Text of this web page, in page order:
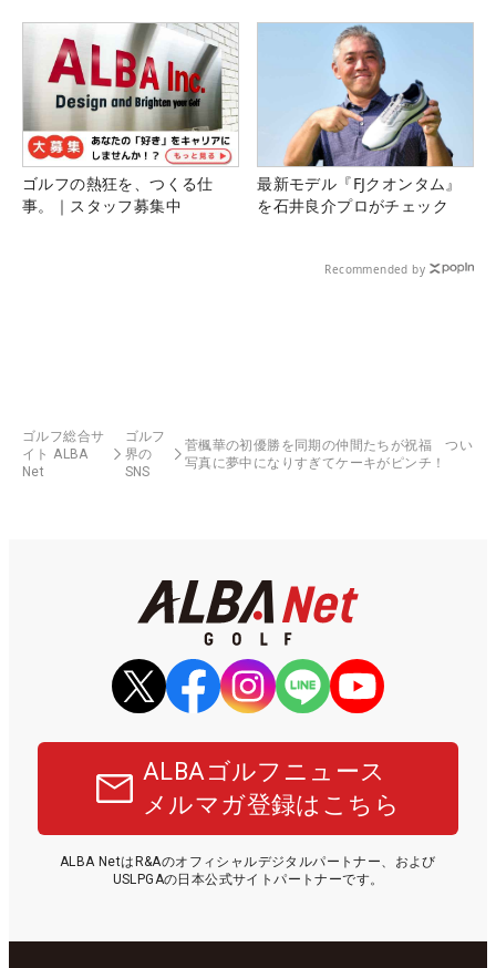
ゴルフの熱狂を、つくる仕
事。｜スタッフ募集中
最新モデル『FJクオンタム』
を石井良介プロがチェック
Recommended by
ゴルフ総合サ
イト ALBA
Net
ゴルフ
界の
SNS
菅楓華の初優勝を同期の仲間たちが祝福 つい
写真に夢中になりすぎてケーキがピンチ！
ALBAゴルフニュース
メルマガ登録はこちら
ALBA NetはR&Aのオフィシャルデジタルパートナー、および
USLPGAの日本公式サイトパートナーです。